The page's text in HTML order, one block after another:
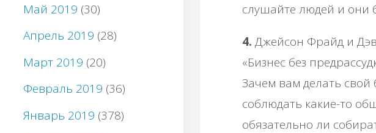
слушайте людей и они
4. Джейсон Фрайд и
«Бизнес без
Зачем вам делать свой
соблюдать какие-то
обязательно ли
Май 2019 (30)
Апрель 2019 (28)
Март 2019 (20)
Февраль 2019 (36)
Январь 2019 (378)